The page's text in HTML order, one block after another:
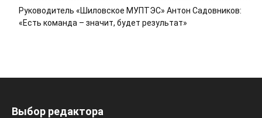
Руководитель «Шиловское МУПТЭС» Антон Садовников:
«Есть команда – значит, будет результат»
Выбор редактора